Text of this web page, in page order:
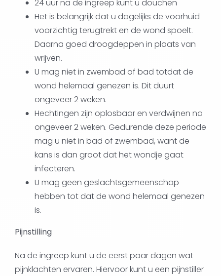
24 uur na de ingreep kunt u douchen
Het is belangrijk dat u dagelijks de voorhuid
voorzichtig terugtrekt en de wond spoelt.
Daarna goed droogdeppen in plaats van
wrijven.
U mag niet in zwembad of bad totdat de
wond helemaal genezen is. Dit duurt
ongeveer 2 weken.
Hechtingen zijn oplosbaar en verdwijnen na
ongeveer 2 weken. Gedurende deze periode
mag u niet in bad of zwembad, want de
kans is dan groot dat het wondje gaat
infecteren.
U mag geen geslachtsgemeenschap
hebben tot dat de wond helemaal genezen
is.
Pijnstilling
Na de ingreep kunt u de eerst paar dagen wat
pijnklachten ervaren. Hiervoor kunt u een pijnstiller